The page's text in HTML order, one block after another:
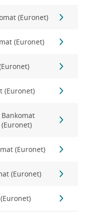
(Euronet)
(Euronet)
(Euronet)
Bankomat
(Euronet)
(Euronet)
(Euronet)